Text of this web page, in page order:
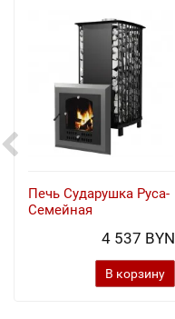
Печь Сударушка Руса-
Семейная
4 537 BYN
В корзину